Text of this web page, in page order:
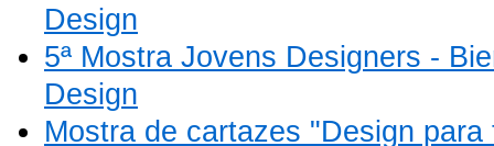
Design
5ª Mostra Jovens Designers -
Design
Mostra de cartazes "Design